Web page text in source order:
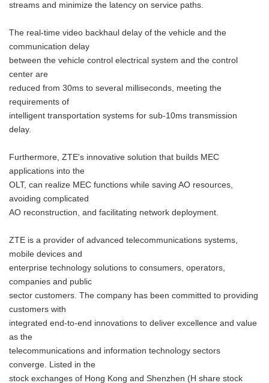
streams and minimize the latency on service paths.
The real-time video backhaul delay of the vehicle and the
communication delay
between the vehicle control electrical system and the control
center are
reduced from 30ms to several milliseconds, meeting the
requirements of
intelligent transportation systems for sub-10ms transmission
delay.
Furthermore, ZTE's innovative solution that builds MEC
applications into the
OLT, can realize MEC functions while saving AO resources,
avoiding complicated
AO reconstruction, and facilitating network deployment.
ZTE is a provider of advanced telecommunications systems,
mobile devices and
enterprise technology solutions to consumers, operators,
companies and public
sector customers. The company has been committed to providing
customers with
integrated end-to-end innovations to deliver excellence and value
as the
telecommunications and information technology sectors
converge. Listed in the
stock exchanges of Hong Kong and Shenzhen (H share stock